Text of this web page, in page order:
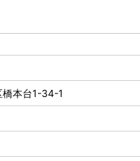
橋本台1-34-1